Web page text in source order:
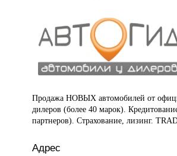
Продажа НОВЫХавтомобилей от
дилеров (более 40 марок).
партнеров). Страхование, лизинг.
Адрес